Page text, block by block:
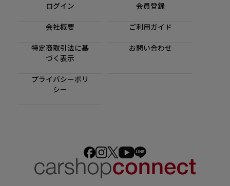
装着ギャラリー
ログイン 会員登録
会社概要 ご利用ガイド
特定商取引法に基
づく表示
お問い合わせ
プライバシーポリ
シー